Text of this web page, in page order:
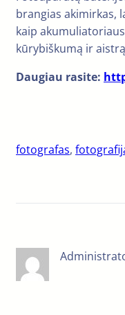
brangias akimirkas,
kaip
kūrybiškumą ir
Daugiau rasite:
fotografas,